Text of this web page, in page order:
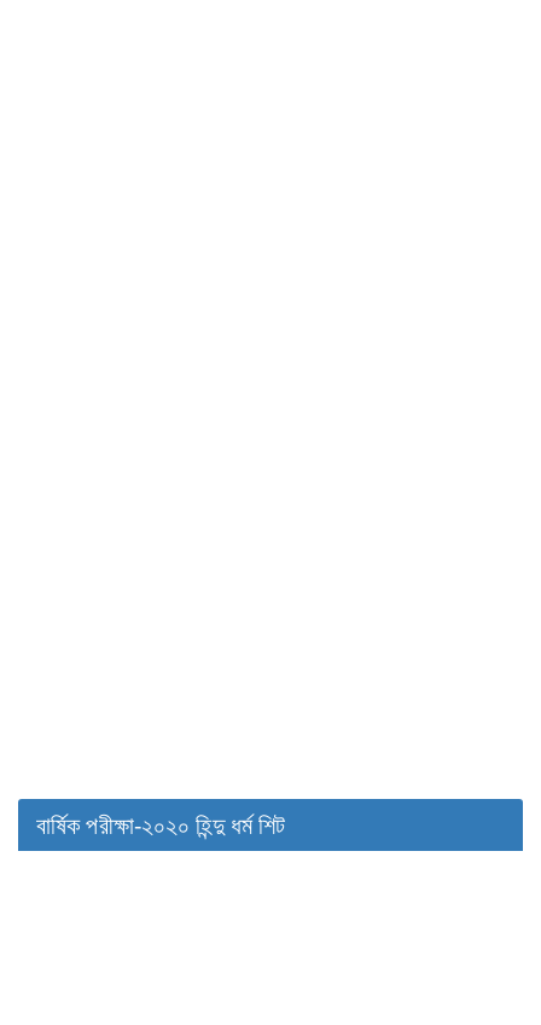
বার্ষিক পরীক্ষা-২০২০ হিন্দু ধর্ম শিট